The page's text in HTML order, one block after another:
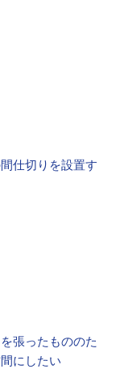
仕切りを設置す
張ったもののた
にしたい